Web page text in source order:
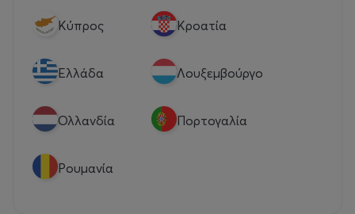
Κύπρος Κροατία
Eλλάδα Λουξεμβούργο
Ολλανδία Πορτογαλία
Ρουμανία